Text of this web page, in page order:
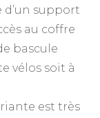
support
au coffre
bascule
vélos soit à
est très